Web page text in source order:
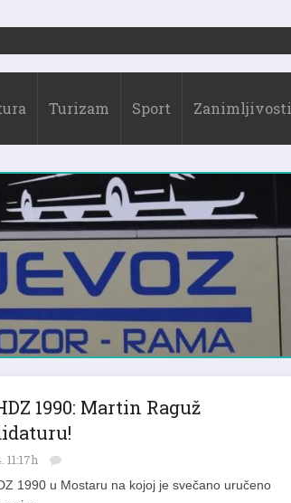
Turizam Sport Zanimljivosti
1990: Martin Raguž